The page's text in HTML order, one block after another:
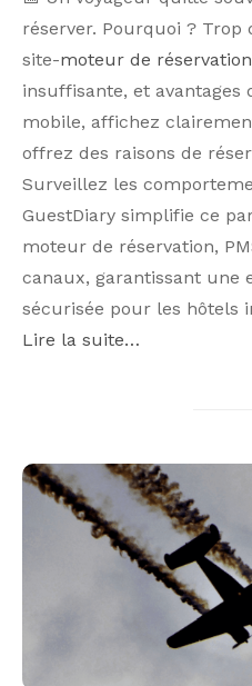
réserver. Pourquoi ? Trop
site-moteur de réservation
insuffisante, et avantages
mobile, affichez
offrez des raisons de
Surveillez les
GuestDiary simplifie ce
moteur de réservation,
canaux, garantissant une
sécurisée pour les hôtels
Lire la suite…